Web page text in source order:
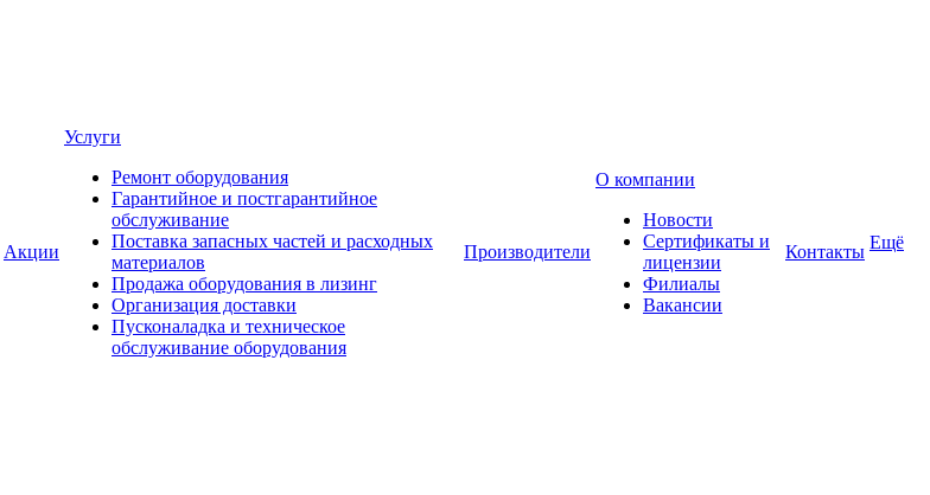
Акции
Услуги
Ремонт оборудования
Гарантийное и постгарантийное
обслуживание
Поставка запасных частей и расходных
материалов
Продажа оборудования в лизинг
Организация доставки
Пусконаладка и техническое
обслуживание оборудования
Производители
О компании
Новости
Сертификаты и
лицензии
Филиалы
Вакансии
Контакты Ещё